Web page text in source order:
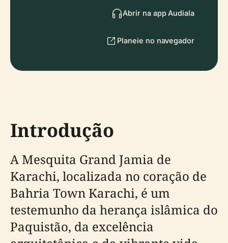
Abrir na app Audiala
Planeie no navegador
Introdução
A Mesquita Grand Jamia de
Karachi, localizada no coração de
Bahria Town Karachi, é um
testemunho da herança islâmica do
Paquistão, da excelência